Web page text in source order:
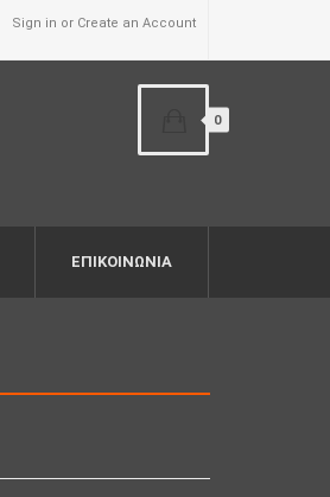
Sign in or Create an Account
0
ΕΠΙΚΟΙΝΩΝΙΑ